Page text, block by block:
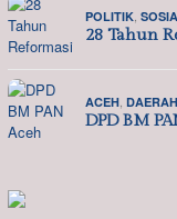
POLITIK
28 Tahun
ACEH DAERAH
DPD BM